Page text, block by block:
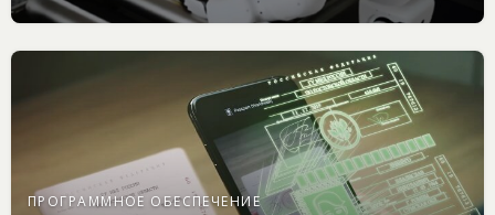
ПРОГРАММНОЕ ОБЕСПЕЧЕНИЕ